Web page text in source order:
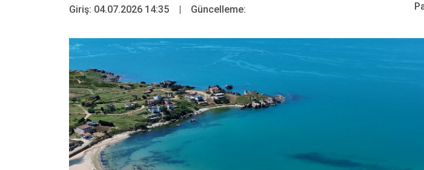
Giriş: 04.07.2026 14:35 | Güncelleme: